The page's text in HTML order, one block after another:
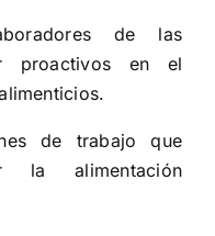
de las
proactivos en el
de trabajo que
la alimentación